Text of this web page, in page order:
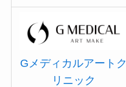
Gメディカルアートク
リニック